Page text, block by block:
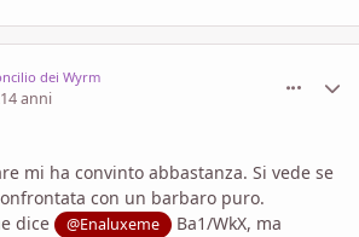
dei Wyrm
4 anni
mi ha convinto abbastanza. Si vede se
con un barbaro puro.
dice
@Enaluxeme
Ba1/WkX, ma